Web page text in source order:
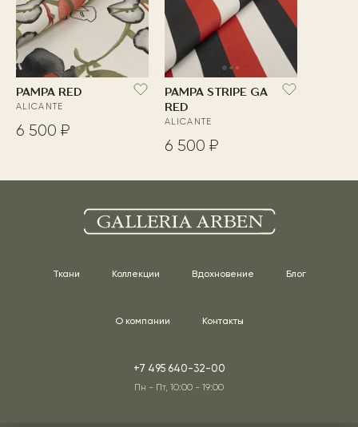
PAMPA RED
ALICANTE
6 500 ₽
PAMPA STRIPE GA
RED
ALICANTE
6 500 ₽
Ткани Коллекции Вдохновение Блог
О компании Контакты
+7 495 640-32-00
Пн - Пт, 10:00 - 19:00